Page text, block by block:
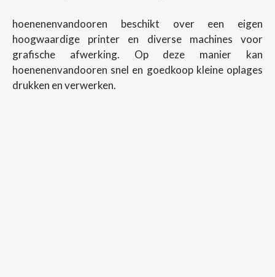
hoenenenvandooren beschikt over een eigen
hoogwaardige printer en diverse machines voor
grafische afwerking. Op deze manier kan
hoenenenvandooren snel en goedkoop kleine oplages
drukken en verwerken.